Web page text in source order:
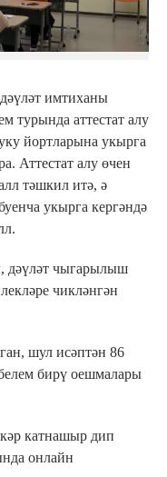
имтиханы
турында аттестат алу
йортларына укырга
Аттестат алу өчен
тәшкил итә, ә
укырга кергәндә
дәүләт чыгарылыш
чикләнгән
шул исәптән 86
бирү оешмалары
катнашыр дип
онлайн